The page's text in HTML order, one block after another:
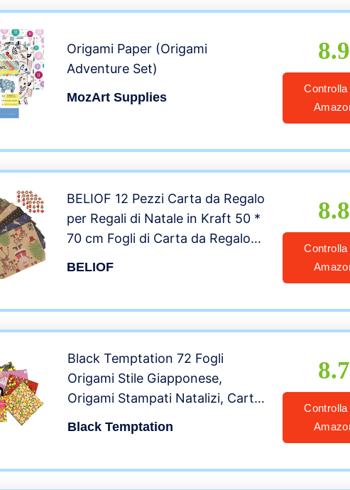
Origami Paper (Origami
Adventure Set)
MozArt Supplies
8.9
Controlla
BELIOF 12 Pezzi Carta da Regalo
per Regali di Natale in Kraft 50 *
70 cm Fogli di Carta da Regalo
BELIOF
8.8
Controlla
Black Temptation 72 Fogli
Origami Stile Giapponese,
Origami Stampati Natalizi, Carta
Black Temptation
8.7
Controlla